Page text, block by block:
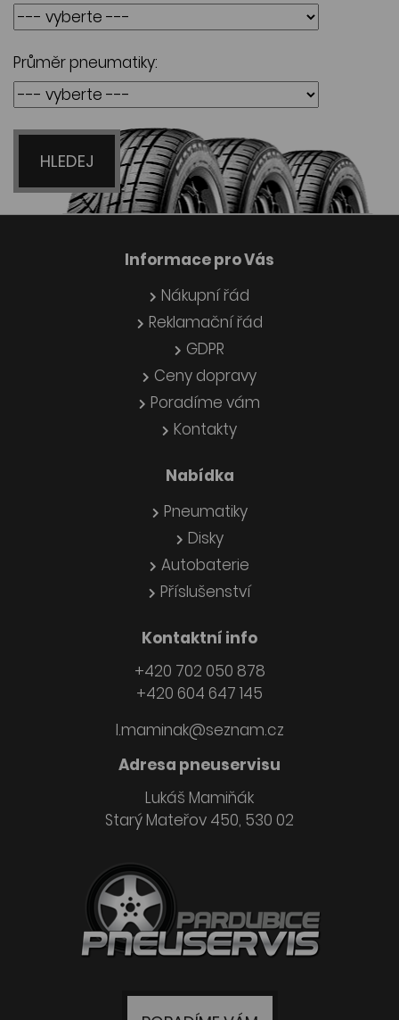
Průměr pneumatiky:
HLEDEJ
Informace pro Vás
Nákupní řád
Reklamační řád
GDPR
Ceny dopravy
Poradíme vám
Kontakty
Nabídka
Pneumatiky
Disky
Autobaterie
Příslušenství
Kontaktní info
+420 702 050 878
+420 604 647 145
l.maminak@seznam.cz
Adresa pneuservisu
Lukáš Mamiňák
Starý Mateřov 450, 530 02